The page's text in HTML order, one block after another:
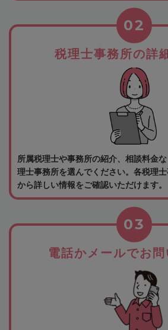
税理士事務所の詳
02
所属税理士や事務所の紹介、相談料金
理士事務所を選んでください。各税理
から詳しい情報をご確認いただけます。
電話かメールでお
03